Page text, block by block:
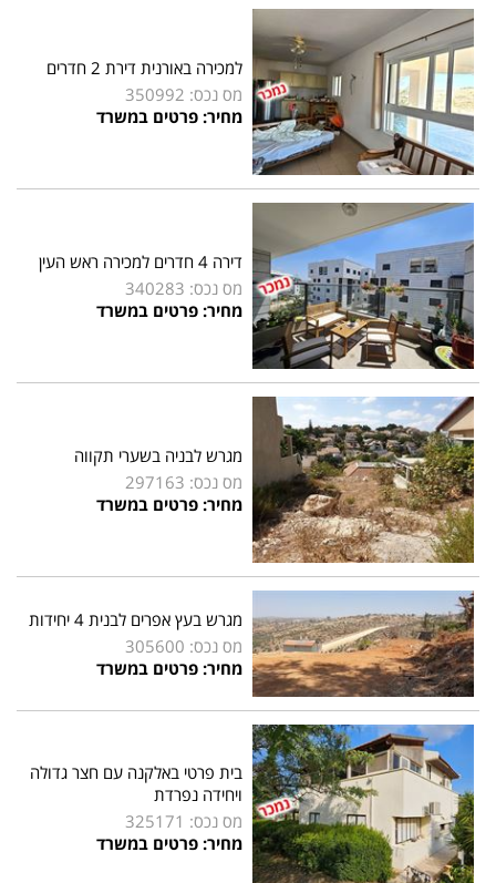
למכירה באורנית דירת 2 חדרים
מס נכס: 350992
מחיר: פרטים במשרד
דירה 4 חדרים למכירה ראש העין
מס נכס: 340283
מחיר: פרטים במשרד
מגרש לבניה בשערי תקווה
מס נכס: 297163
מחיר: פרטים במשרד
מגרש בעץ אפרים לבנית 4 יחידות
מס נכס: 305600
מחיר: פרטים במשרד
בית פרטי באלקנה עם חצר גדולה
ויחידה נפרדת
מס נכס: 325171
מחיר: פרטים במשרד